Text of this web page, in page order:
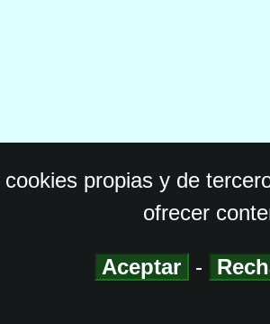
propias y de
ofrecer
Aceptar -